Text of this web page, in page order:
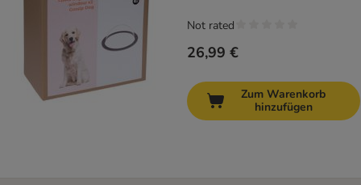
26,99 €
Not rated
Zum Warenkorb
hinzufügen